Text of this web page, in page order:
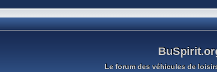
Le forum des véhicules de